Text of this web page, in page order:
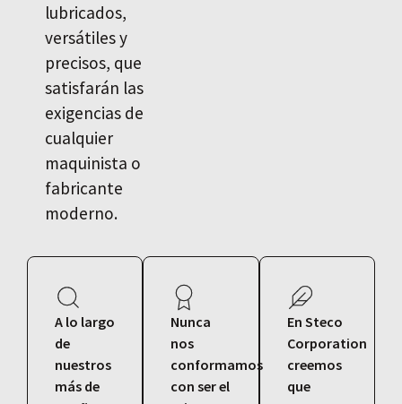
lubricados,
versátiles y
precisos, que
satisfarán las
exigencias de
cualquier
maquinista o
fabricante
moderno.
A lo largo
de
nuestros
más de
Nunca
nos
conformamos
con ser el
En Steco
Corporation
creemos
que